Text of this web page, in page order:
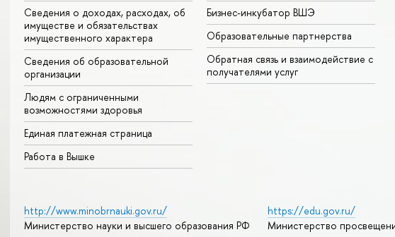
Сведения о доходах, расходах, об
имуществе и обязательствах
имущественного характера
Сведения об образовательной
организации
Людям с ограниченными
возможностями здоровья
Единая платежная страница
Работа в Вышке
Бизнес-инкубатор ВШЭ
Образовательные партнерства
Обратная связь и взаимодействие с
получателями услуг
http://www.minobrnauki.gov.ru/
Министерство науки и высшего образования РФ
https://edu.gov.ru/
Министерство